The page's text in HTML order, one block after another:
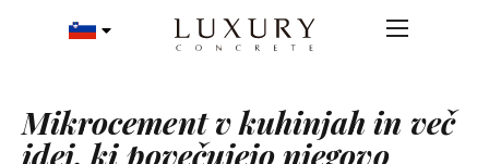
Mikrocement v kuhinjah in več
idej, ki povečujejo njegovo